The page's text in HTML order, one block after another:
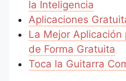
la Inteligencia
Aplicaciones
La Mejor Aplicación
de Forma Gratuita
Toca la Guitarra